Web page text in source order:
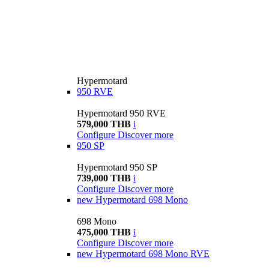
Hypermotard
950 RVE
Hypermotard 950 RVE
579,000 THB i
Configure Discover more
950 SP
Hypermotard 950 SP
739,000 THB i
Configure Discover more
new Hypermotard 698 Mono
698 Mono
475,000 THB i
Configure Discover more
new Hypermotard 698 Mono RVE